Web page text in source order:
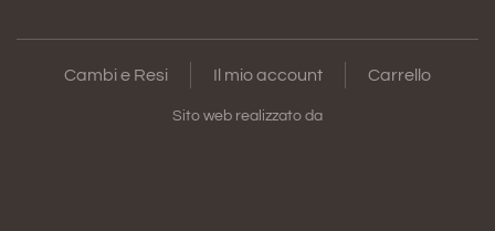
Cambi e Resi Il mio account Carrello
Sito web realizzato da